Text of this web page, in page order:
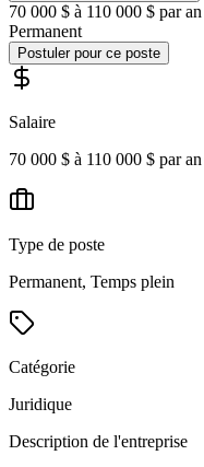
70 000 $ à 110 000 $ par an
Permanent
Postuler pour ce poste
Salaire
70 000 $ à 110 000 $ par an
Type de poste
Permanent, Temps plein
Catégorie
Juridique
Description de l'entreprise